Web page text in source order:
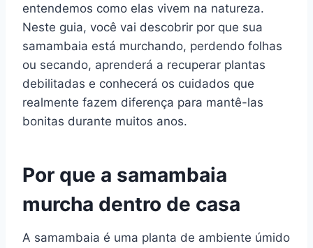
entendemos como elas vivem na natureza.
Neste guia, você vai descobrir por que sua
samambaia está murchando, perdendo folhas
ou secando, aprenderá a recuperar plantas
debilitadas e conhecerá os cuidados que
realmente fazem diferença para mantê-las
bonitas durante muitos anos.
Por que a samambaia
murcha dentro de casa
A samambaia é uma planta de ambiente úmido